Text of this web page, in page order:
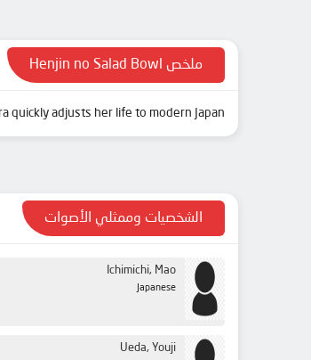
ملخص Henjin no Salad Bowl
quickly adjusts her life to modern Japan.
الشخصيات وممثلي الأصوات
Ichimichi, Mao
Japanese
Ueda, Youji